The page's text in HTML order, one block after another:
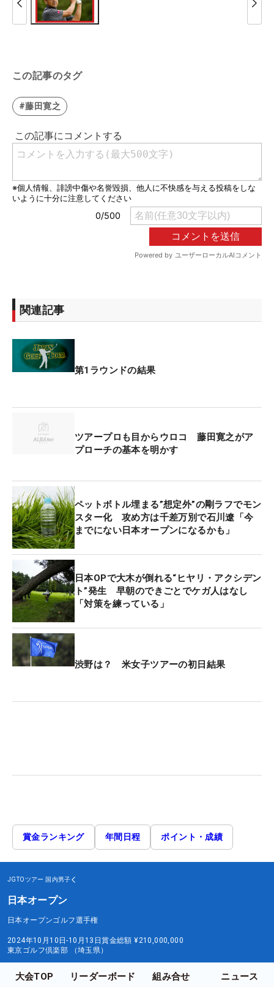
この記事のタグ
#藤田寛之
関連記事
第1ラウンドの結果
ツアープロも目からウロコ 藤田寛之がア
プローチの基本を明かす
ペットボトル埋まる”想定外”の剛ラフでモン
スター化 攻め方は千差万別で石川遼「今
までにない日本オープンになるかも」
日本OPで大木が倒れる“ヒヤリ・アクシデン
ト”発生 早朝のできごとでケガ人はなし
「対策を練っている」
渋野は？ 米女子ツアーの初日結果
賞金ランキング 年間日程 ポイント・成績
JGTOツアー 国内男子
日本オープン
日本オープンゴルフ選手権
2024年10月10日-10月13日賞金総額 ¥210,000,000
東京ゴルフ倶楽部 （埼玉県）
大会TOP リーダーボード 組み合せ ニュース